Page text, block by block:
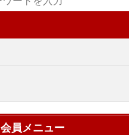
会員メニュー